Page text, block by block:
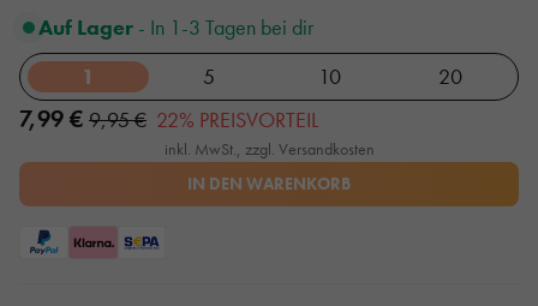
Auf Lager - In 1-3 Tagen bei dir
1
5 10 20
7,99 € 9,95 € 22% PREISVORTEIL
inkl. MwSt., zzgl. Versandkosten
IN DEN WARENKORB